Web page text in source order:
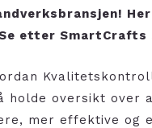
etter
holde oversikt over
mer effektive og